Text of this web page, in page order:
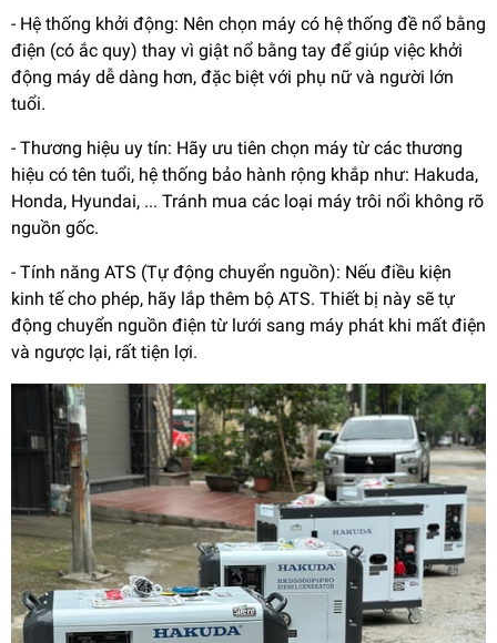
- Hệ thống khởi động: Nên chọn máy có hệ thống đề nổ bằng
điện (có ắc quy) thay vì giật nổ bằng tay để giúp việc khởi
động máy dễ dàng hơn, đặc biệt với phụ nữ và người lớn
tuổi.
- Thương hiệu uy tín: Hãy ưu tiên chọn máy từ các thương
hiệu có tên tuổi, hệ thống bảo hành rộng khắp như: Hakuda,
Honda, Hyundai, ... Tránh mua các loại máy trôi nổi không rõ
nguồn gốc.
- Tính năng ATS (Tự động chuyển nguồn): Nếu điều kiện
kinh tế cho phép, hãy lắp thêm bộ ATS. Thiết bị này sẽ tự
động chuyển nguồn điện từ lưới sang máy phát khi mất điện
và ngược lại, rất tiện lợi.